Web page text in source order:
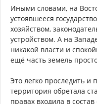
Иными словами, на
устоявшееся
хозяйством,
устройством. А на
никакой власти и
ещё часть земель
Это легко проследить и
территория обретала
правах входила в